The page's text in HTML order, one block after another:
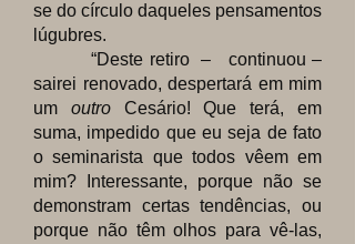
se do círculo daqueles pensamentos
lúgubres.
“Deste retiro – continuou –
sairei renovado, despertará em mim
um outro Cesário! Que terá, em
suma, impedido que eu seja de fato
o seminarista que todos vêem em
mim? Interessante, porque não se
demonstram certas tendências, ou
porque não têm olhos para vê-las,